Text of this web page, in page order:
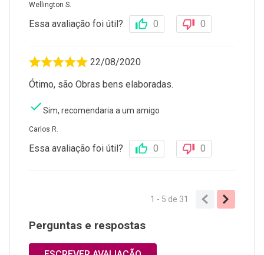
Wellington S.
Essa avaliação foi útil? 0 0
22/08/2020
Ótimo, são Obras bens elaboradas.
Sim, recomendaria a um amigo
Carlos R.
Essa avaliação foi útil? 0 0
1 - 5 de 31
Perguntas e respostas